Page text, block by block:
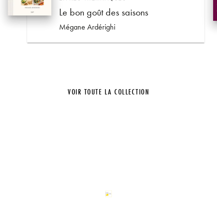
Le bon goût des saisons
Mégane Ardérighi
VOIR TOUTE LA COLLECTION